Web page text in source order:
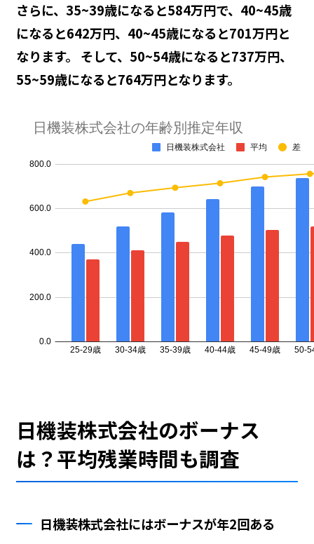
さらに、35~39歳になると584万円で、40~45歳
になると642万円、40~45歳になると701万円と
なります。 そして、50~54歳になると737万円、
55~59歳になると764万円となります。
日機装株式会社のボーナス
は？平均残業時間も調査
日機装株式会社にはボーナスが年2回ある